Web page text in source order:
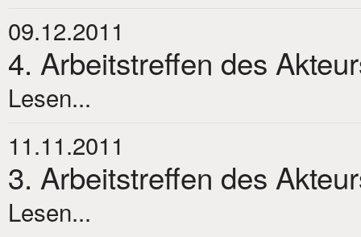
09.12.2011
4. Arbeitstreffen des
Lesen...
11.11.2011
3. Arbeitstreffen des
Lesen...